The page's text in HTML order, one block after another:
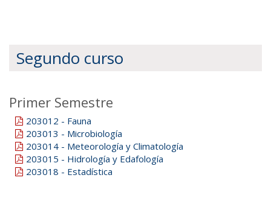
Segundo curso
Primer Semestre
203012 - Fauna
203013 - Microbiología
203014 - Meteorología y Climatología
203015 - Hidrología y Edafología
203018 - Estadística